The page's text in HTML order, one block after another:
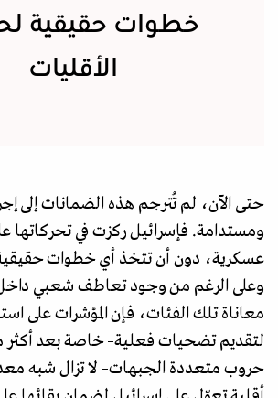
خطوات حقيقية
الأقليات
حتى الآن، لم تُترجم هذه الضمانات إلى
ومستدامة. فإسرائيل ركزت في تحركاتها
عسكرية، دون أن تتخذ أي خطوات حقيقية
وعلى الرغم من وجود تعاطف شعبي
معاناة تلك الفئات، فإن المؤشرات على
لتقديم تضحيات فعلية– خاصة بعد
حروب متعددة الجبهات– لا تزال شبه